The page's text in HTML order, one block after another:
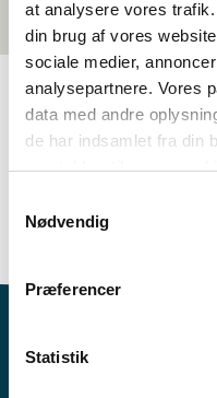
at analysere vores
din brug af vores
sociale medier,
analysepartnere. Vores
data med andre
de har indsamlet fra din
samtykker til vores
Nødvendig
Præferencer
Statistik
Åk. 3-4 Åk. 5-6
<1 lektion